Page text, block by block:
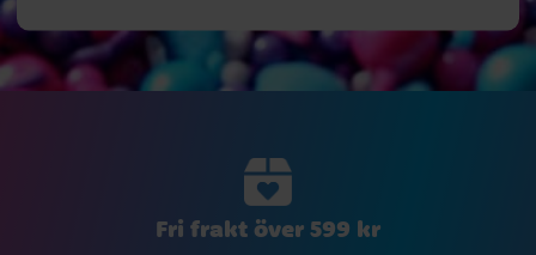
Fri frakt över 599 kr